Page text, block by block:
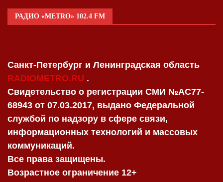
РАДИО «METRO» 102.4 FM
Санкт-Петербург и Ленинградская область
RADIOMETRO.RU .
Свидетельство о регистрации СМИ №AC77-
68943 от 07.03.2017, выдано Федеральной
службой по надзору в сфере связи,
информационных технологий и массовых
коммуникаций.
Все права защищены.
Возрастное ограничение 12+